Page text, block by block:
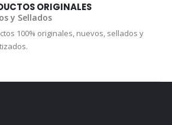
ORIGINALES
y Sellados
100% originales, nuevos, sellados y